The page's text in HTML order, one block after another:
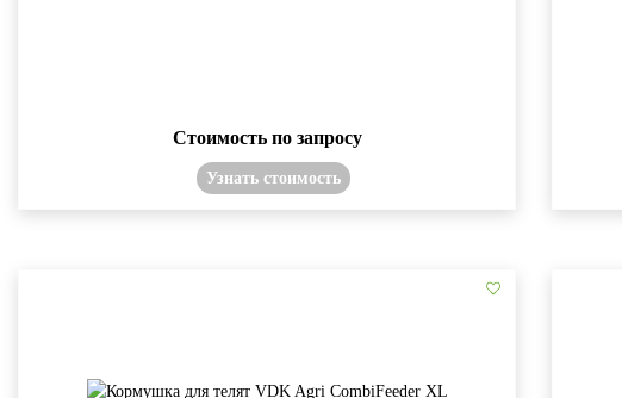
Стоимость по запросу
Узнать стоимость